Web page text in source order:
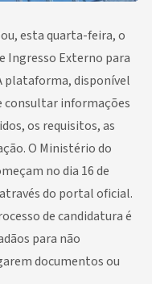
esta quarta-feira, o
Ingresso Externo para
plataforma, disponível
informações
os requisitos, as
O Ministério do
no dia 16 de
do portal oficial.
de candidatura é
para não
documentos ou